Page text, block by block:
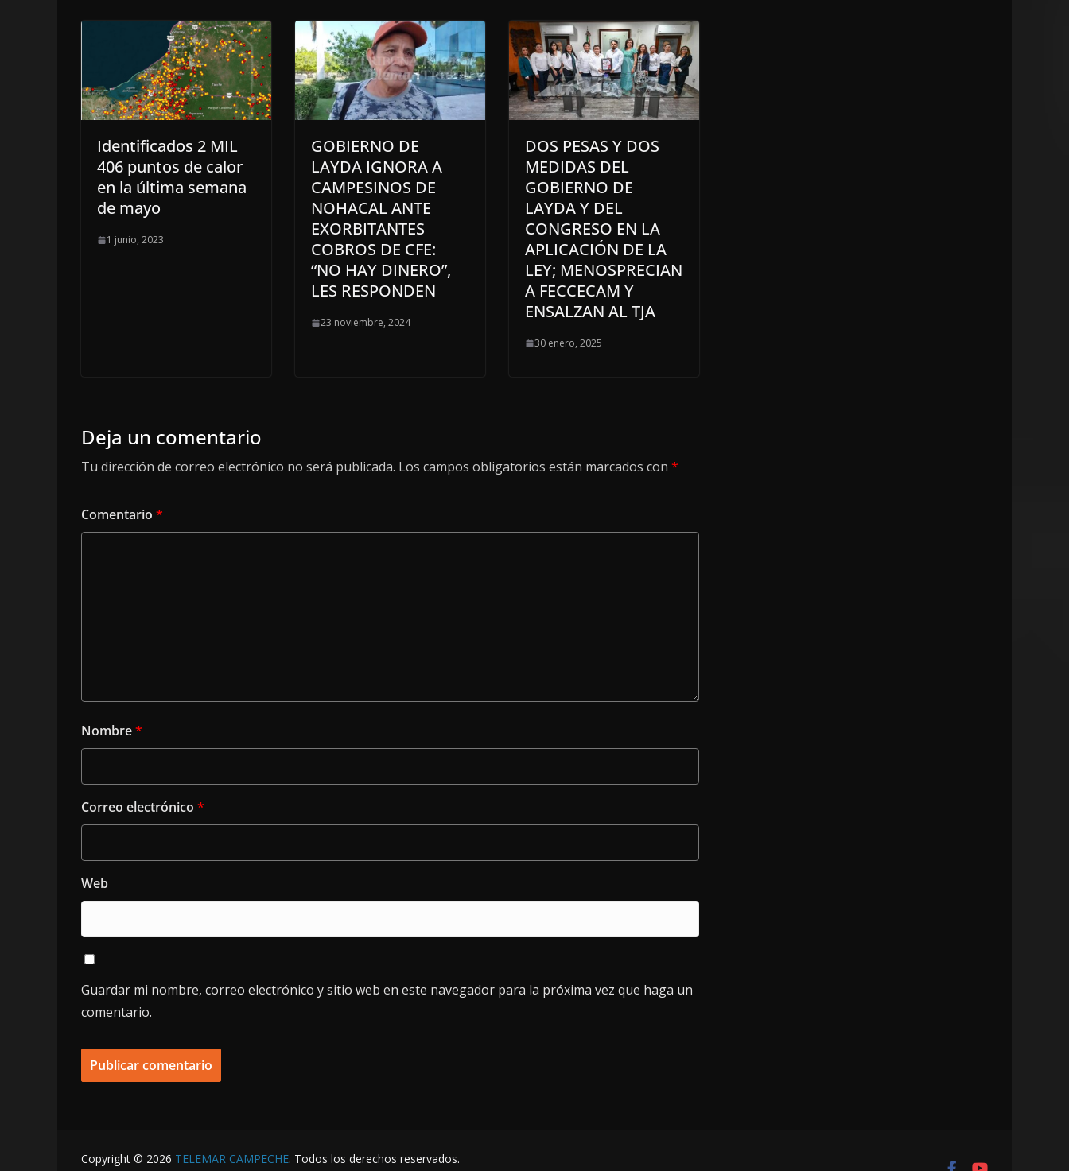
Identificados 2 MIL
406 puntos de calor
en la última semana
de mayo
1 junio, 2023
GOBIERNO DE
LAYDA IGNORA A
CAMPESINOS DE
NOHACAL ANTE
EXORBITANTES
COBROS DE CFE:
“NO HAY DINERO”,
LES RESPONDEN
23 noviembre, 2024
DOS PESAS Y DOS
MEDIDAS DEL
GOBIERNO DE
LAYDA Y DEL
CONGRESO EN LA
APLICACIÓN DE LA
LEY; MENOSPRECIAN
A FECCECAM Y
ENSALZAN AL TJA
30 enero, 2025
Deja un comentario
Tu dirección de correo electrónico no será publicada. Los campos obligatorios están marcados con *
Comentario *
Nombre*
Correo electrónico *
Web
Guardar mi nombre, correo electrónico y sitio web en este navegador para la próxima vez que haga un
comentario.
Copyright © 2026 TELEMAR CAMPECHE. Todos los derechos reservados.